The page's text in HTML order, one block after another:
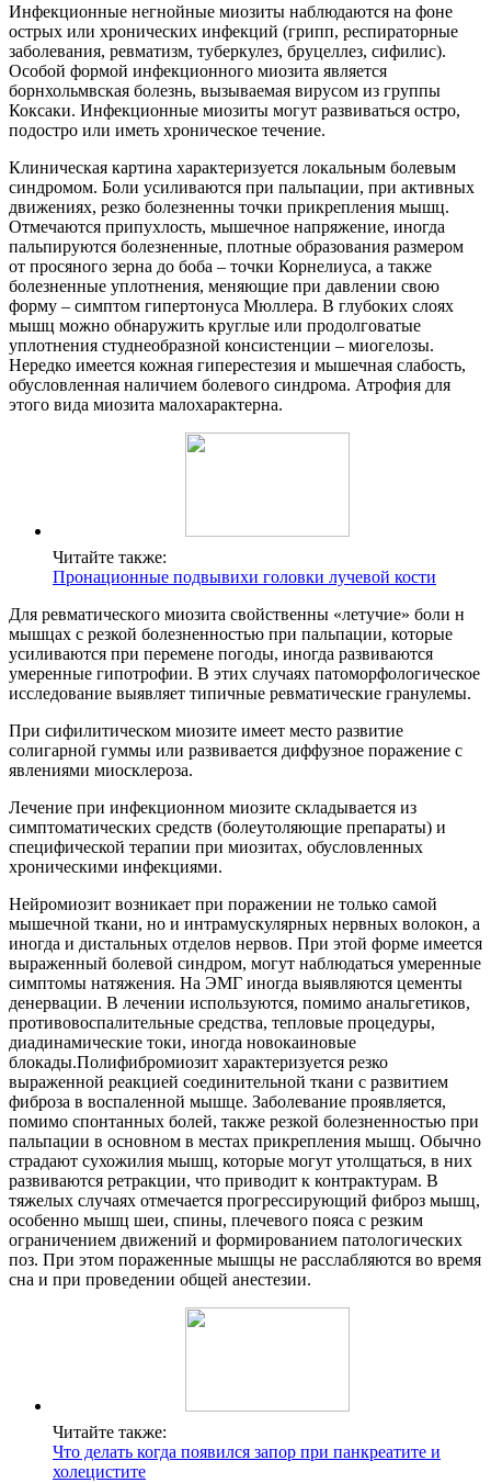
Инфекционные негнойные миозиты наблюдаются на фоне
острых или хронических инфекций (грипп, респираторные
заболевания, ревматизм, туберкулез, бруцеллез, сифилис).
Особой формой инфекционного миозита является
борнхольмвская болезнь, вызываемая вирусом из группы
Коксаки. Инфекционные миозиты могут развиваться остро,
подостро или иметь хроническое течение.
Клиническая картина характеризуется локальным болевым
синдромом. Боли усиливаются при пальпации, при активных
движениях, резко болезненны точки прикрепления мышц.
Отмечаются припухлость, мышечное напряжение, иногда
пальпируются болезненные, плотные образования размером
от просяного зерна до боба – точки Корнелиуса, а также
болезненные уплотнения, меняющие при давлении свою
форму – симптом гипертонуса Мюллера. В глубоких слоях
мышц можно обнаружить круглые или продолговатые
уплотнения студнеобразной консистенции – миогелозы.
Нередко имеется кожная гиперестезия и мышечная слабость,
обусловленная наличием болевого синдрома. Атрофия для
этого вида миозита малохарактерна.
Читайте также:
Пронационные подвывихи головки лучевой кости
Для ревматического миозита свойственны «летучие» боли н
мышцах с резкой болезненностью при пальпации, которые
усиливаются при перемене погоды, иногда развиваются
умеренные гипотрофии. В этих случаях патоморфологическое
исследование выявляет типичные ревматические гранулемы.
При сифилитическом миозите имеет место развитие
солигарной гуммы или развивается диффузное поражение с
явлениями миосклероза.
Лечение при инфекционном миозите складывается из
симптоматических средств (болеутоляющие препараты) и
специфической терапии при миозитах, обусловленных
хроническими инфекциями.
Нейромиозит возникает при поражении не только самой
мышечной ткани, но и интрамускулярных нервных волокон, а
иногда и дистальных отделов нервов. При этой форме имеется
выраженный болевой синдром, могут наблюдаться умеренные
симптомы натяжения. На ЭМГ иногда выявляются цементы
денервации. В лечении используются, помимо анальгетиков,
противовоспалительные средства, тепловые процедуры,
диадинамические токи, иногда новокаиновые
блокады.Полифибромиозит характеризуется резко
выраженной реакцией соединительной ткани с развитием
фиброза в воспаленной мышце. Заболевание проявляется,
помимо спонтанных болей, также резкой болезненностью при
пальпации в основном в местах прикрепления мышц. Обычно
страдают сухожилия мышц, которые могут утолщаться, в них
развиваются ретракции, что приводит к контрактурам. В
тяжелых случаях отмечается прогрессирующий фиброз мышц,
особенно мышц шеи, спины, плечевого пояса с резким
ограничением движений и формированием патологических
поз. При этом пораженные мышцы не расслабляются во время
сна и при проведении общей анестезии.
Читайте также:
Что делать когда появился запор при панкреатите и
холецистите